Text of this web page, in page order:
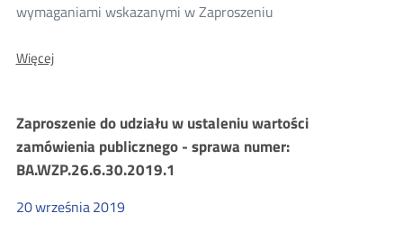
wymaganiami wskazanymi w Zaproszeniu
WięcejO:
w
ustaleniu
wartości
zamówienia
-
sprawa
Zaproszenie do udziału w ustaleniu wartości
zamówienia publicznego - sprawa numer:
BA.WZP.26.6.30.2019.1
20września2019